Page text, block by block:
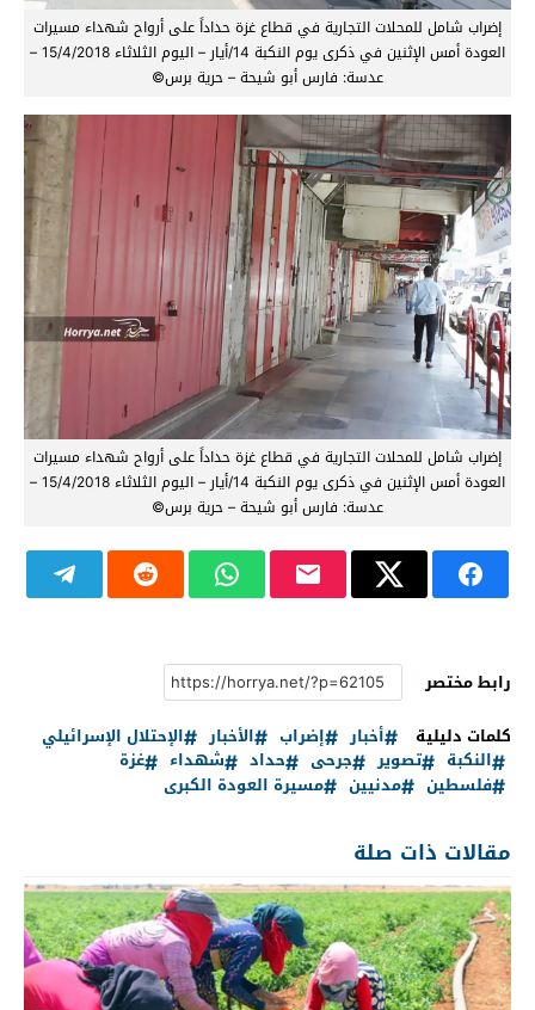
إضراب شامل للمحلات التجارية في قطاع غزة حداداً على أرواح شهداء مسيرات
العودة أمس الإثنين في ذكرى يوم النكبة 14/أيار – اليوم الثلاثاء 15/4/2018 –
عدسة: فارس أبو شيحة – حرية برس©
إضراب شامل للمحلات التجارية في قطاع غزة حداداً على أرواح شهداء مسيرات
العودة أمس الإثنين في ذكرى يوم النكبة 14/أيار – اليوم الثلاثاء 15/4/2018 –
عدسة: فارس أبو شيحة – حرية برس©
رابط مختصر
كلمات دليلية
أخبار إضراب الأخبار
الإحتلال الإسرائيلي
النكبة
تصوير جرحى حداد شهداء
غزة
فلسطين
مدنيين مسيرة العودة الكبرى
مقالات ذات صلة